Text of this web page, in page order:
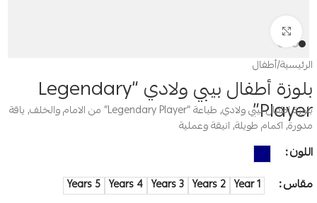
الرئيسية/أطفال
بلوزة أطفال بيبي ولادي “Legendary
Player”
بلوزة اطفال بيبي ولادي, طباعة “Legendary Player” من الامام والخلف, ياقة
مدورة, اكمام طويلة, انيقة وعملية
اللون
مقاس
1 Year
2 Years
3 Years
4 Years
5 Years